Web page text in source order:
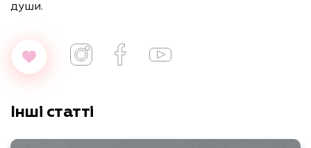
души.
Інші статті